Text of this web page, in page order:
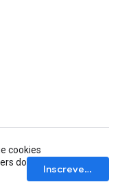
cookies
do
Inscrever-se